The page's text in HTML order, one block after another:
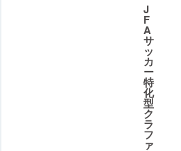
J
F
A
サ
ッ
カ
ー
特
化
型
ク
ラ
フ
ァ